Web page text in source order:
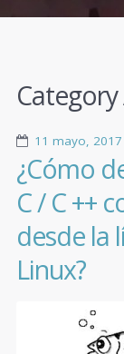
Category
11 mayo, 2017
¿Cómo
C / C ++
desde la
Linux?